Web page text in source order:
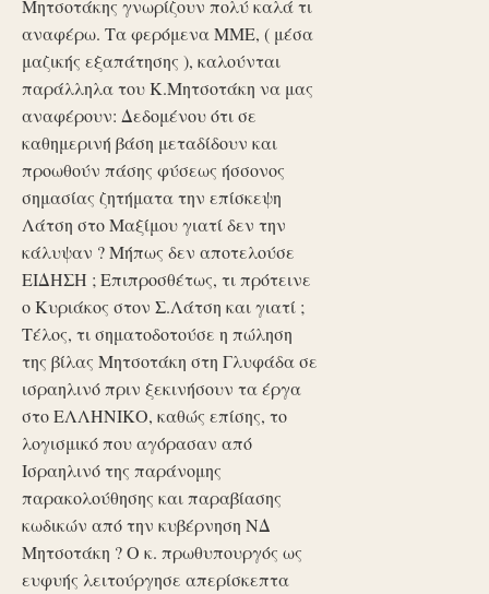
Μητσοτάκης γνωρίζουν πολύ καλά τι
αναφέρω. Τα φερόμενα ΜΜΕ, ( μέσα
μαζικής εξαπάτησης ), καλούνται
παράλληλα του Κ.Μητσοτάκη να μας
αναφέρουν: Δεδομένου ότι σε
καθημερινή βάση μεταδίδουν και
προωθούν πάσης φύσεως ήσσονος
σημασίας ζητήματα την επίσκεψη
Λάτση στο Μαξίμου γιατί δεν την
κάλυψαν ? Μήπως δεν αποτελούσε
ΕΙΔΗΣΗ ; Επιπροσθέτως, τι πρότεινε
ο Κυριάκος στον Σ.Λάτση και γιατί ;
Τέλος, τι σηματοδοτούσε η πώληση
της βίλας Μητσοτάκη στη Γλυφάδα σε
ισραηλινό πριν ξεκινήσουν τα έργα
στο ΕΛΛΗΝΙΚΟ, καθώς επίσης, το
λογισμικό που αγόρασαν από
Ισραηλινό της παράνομης
παρακολούθησης και παραβίασης
κωδικών από την κυβέρνηση ΝΔ
Μητσοτάκη ? Ο κ. πρωθυπουργός ως
ευφυής λειτούργησε απερίσκεπτα